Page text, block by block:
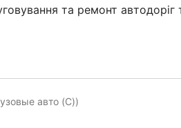
та ремонт автодоріг
авто (C))